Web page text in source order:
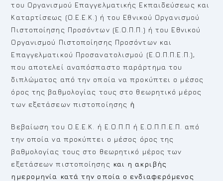
του Οργανισμού Επαγγελματικής Εκπαιδεύσεως και
Καταρτίσεως (Ο.Ε.Ε.Κ.) ή του Εθνικού Οργανισμού
Πιστοποίησης Προσόντων (Ε.Ο.Π.Π.) ή του Εθνικού
Οργανισμού Πιστοποίησης Προσόντων και
Επαγγελματικού Προσανατολισμού (Ε.Ο.Π.Π.Ε.Π.),
που αποτελεί αναπόσπαστο παράρτημα του
διπλώματος από την οποία να προκύπτει ο μέσος
όρος της βαθμολογίας τους στο θεωρητικό μέρος
των εξετάσεων πιστοποίησης ή
Βεβαίωση του Ο.Ε.Ε.Κ. ή Ε.Ο.Π.Π ή Ε.Ο.Π.Π.Ε.Π. από
την οποία να προκύπτει ο μέσος όρος της
βαθμολογίας τους στο θεωρητικό μέρος των
εξετάσεων πιστοποίησης και η ακριβής
ημερομηνία κατά την οποία ο ενδιαφερόμενος